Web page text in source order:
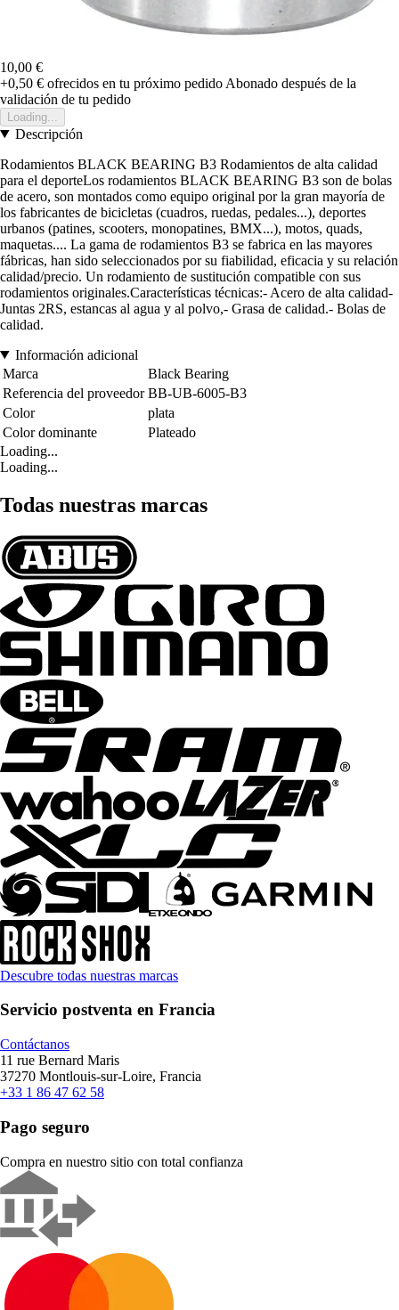
10,00 €
+0,50 € ofrecidos en tu próximo pedido Abonado después de la
validación de tu pedido
Loading...
Descripción
Rodamientos BLACK BEARING B3 Rodamientos de alta calidad
para el deporteLos rodamientos BLACK BEARING B3 son de bolas
de acero, son montados como equipo original por la gran mayoría de
los fabricantes de bicicletas (cuadros, ruedas, pedales...), deportes
urbanos (patines, scooters, monopatines, BMX...), motos, quads,
maquetas.... La gama de rodamientos B3 se fabrica en las mayores
fábricas, han sido seleccionados por su fiabilidad, eficacia y su relación
calidad/precio. Un rodamiento de sustitución compatible con sus
rodamientos originales.Características técnicas:- Acero de alta calidad-
Juntas 2RS, estancas al agua y al polvo,- Grasa de calidad.- Bolas de
calidad.
Información adicional
Marca
Black Bearing
Referencia del proveedor BB-UB-6005-B3
Color
plata
Color dominante
Plateado
Loading...
Loading...
Todas nuestras marcas
Descubre todas nuestras marcas
Servicio postventa en Francia
Contáctanos
11 rue Bernard Maris
37270 Montlouis-sur-Loire, Francia
+33 1 86 47 62 58
Pago seguro
Compra en nuestro sitio con total confianza